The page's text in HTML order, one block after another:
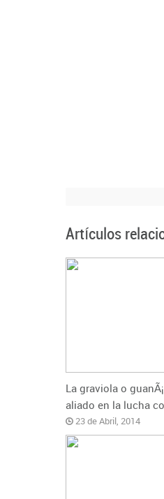
Artículos
La graviola o
aliado en la lucha
23 de Abril, 2014